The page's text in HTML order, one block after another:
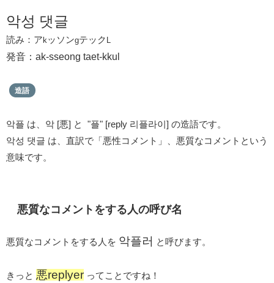
악성 댓글
読み：ア k ッソンgテック
発音：ak-sseong taet-kkul
造語
악플 は、악 [悪] と "플" [reply 리플라이] の造語です。
악성 댓글 は、直訳で「悪性コメント」、悪質なコメントという
意味です。
悪質なコメントをする人の呼び名
悪質なコメントをする人を 악플러 と呼びます。
きっと 悪replyer ってことですね！